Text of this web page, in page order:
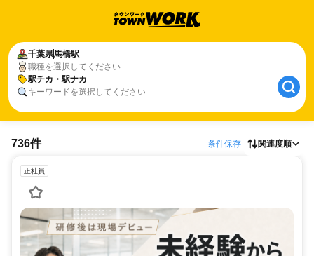
千葉県馬橋駅
職種を選択してください
駅チカ・駅ナカ
キーワードを選択してください
736件 条件保存 関連度順
正社員